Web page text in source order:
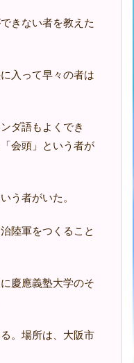
きない者を教えた
入って早々の者は
ダ語もよくでき
会頭」という者が
う者がいた。
陸軍をつくること
慶應義塾大学のそ
。場所は、大阪市